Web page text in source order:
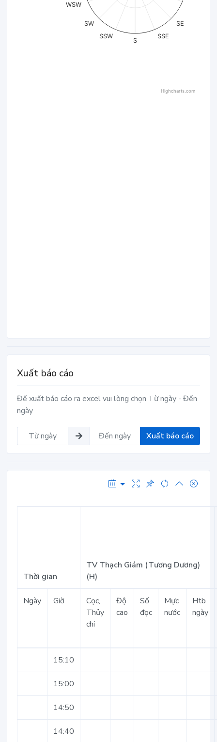
SE
SSE
S
SSW
SW
WSW
Highcharts.com
Xuất báo cáo
Để xuất báo cáo ra excel vui lòng chọn Từ ngày - Đến
ngày
Xuất báo cáo
Thời gian
TV Thạch Giám (Tương Dương)
(H)
Ngày Giờ
Cọc,
Thủy
chí
Độ
cao
Số
đọc
Mực
nước
Htb
ngày
15:10
15:00
14:50
14:40